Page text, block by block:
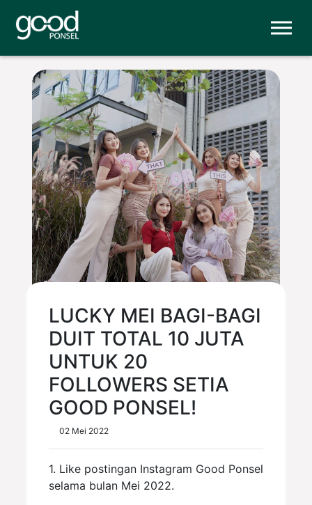
LUCKY MEI BAGI-BAGI
DUIT TOTAL 10 JUTA
UNTUK 20
FOLLOWERS SETIA
GOOD PONSEL!
02 Mei 2022
1. Like postingan Instagram Good Ponsel
selama bulan Mei 2022.